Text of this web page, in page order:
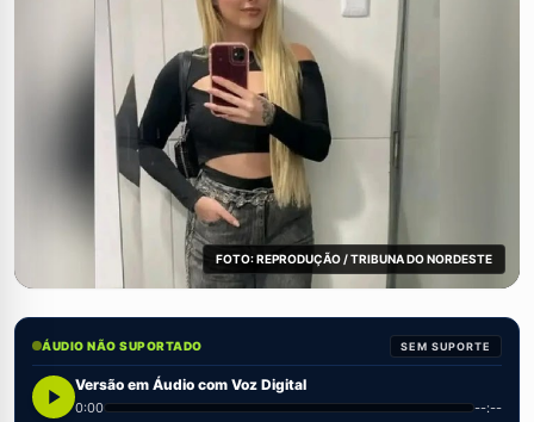
FOTO: REPRODUÇÃO / TRIBUNA DO NORDESTE
ÁUDIO NÃO SUPORTADO SEM SUPORTE
Versão em Áudio com Voz Digital
0:00 --:--